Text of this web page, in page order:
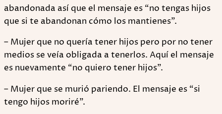
abandonada así que el mensaje es “no tengas hijos
que si te abandonan cómo los mantienes”.
– Mujer que no quería tener hijos pero por no tener
medios se veía obligada a tenerlos. Aquí el mensaje
es nuevamente “no quiero tener hijos”.
– Mujer que se murió pariendo. El mensaje es “si
tengo hijos moriré”.